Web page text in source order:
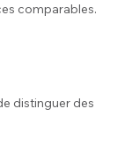
comparables.
distinguer des